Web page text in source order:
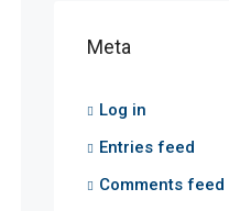
Meta
Log in
Entries feed
Comments feed